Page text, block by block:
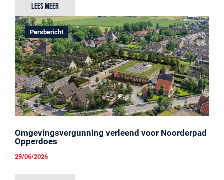
Lees meer
Persbericht
Omgevingsvergunning verleend voor Noorderpad
Opperdoes
29/06/2026